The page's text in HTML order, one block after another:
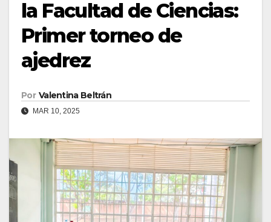
la Facultad de Ciencias:
Primer torneo de
ajedrez
Por Valentina Beltrán
MAR 10, 2025